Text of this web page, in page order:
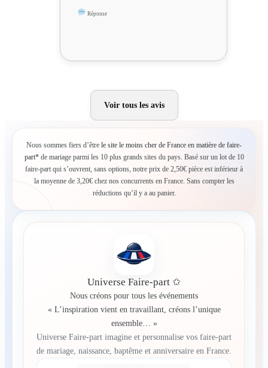
Réponse
Voir tous les avis
Nous sommes fiers d’être le site le moins cher de France en matière de faire-
part*de mariage parmi les 10 plus grands sites du pays. Basé sur un lot de 10
faire-part qui s’ouvrent, sans options, notre prix de 2,50€ pièce est inférieur à
la moyenne de 3,20€ chez nos concurrents en France. Sans compter les
réductions qu’il y a au panier.
Universe Faire-part ✩
Nous créons pour tous les événements
« L’inspiration vient en travaillant, créons l’unique
ensemble… »
Universe Faire-part imagine et personnalise vos faire-part
de mariage, naissance, baptême et anniversaire en France.